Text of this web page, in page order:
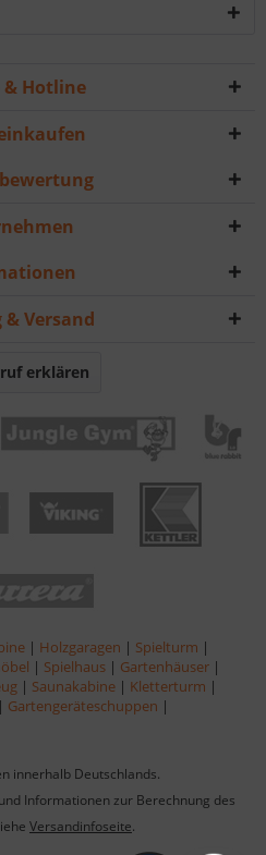
& Hotline
Versand
erklären
| Holzgaragen | Spielturm |
| Spielhaus | Gartenhäuser |
| Saunakabine | Kletterturm |
| Gartengeräteschuppen |
innerhalb Deutschlands.
Informationen zur Berechnung des
Versandinfoseite.